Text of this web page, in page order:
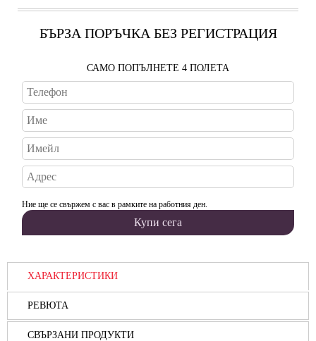
БЪРЗА ПОРЪЧКА БЕЗ РЕГИСТРАЦИЯ
САМО ПОПЪЛНЕТЕ 4 ПОЛЕТА
Ние ще се свържем с вас в рамките на работния ден.
ХАРАКТЕРИСТИКИ
РЕВЮТА
СВЪРЗАНИ ПРОДУКТИ